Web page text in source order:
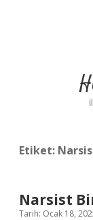
Etiket:
Narsist
Tarih: Ocak 18,